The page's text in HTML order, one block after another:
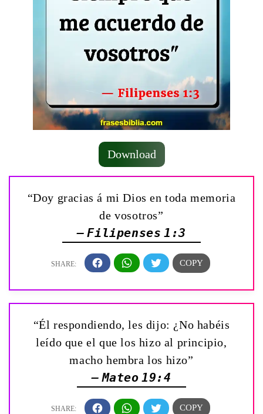
Download
“Doy gracias á mi Dios en toda memoria
de vosotros”
— Filipenses 1:3
“Él respondiendo, les dijo: ¿No habéis
leído que el que los hizo al principio,
macho hembra los hizo”
— Mateo 19:4